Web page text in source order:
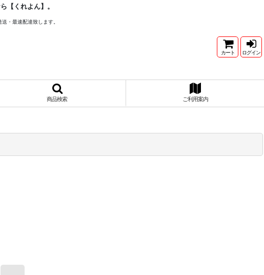
【くれよん】。
・最速配達致します。
カート ログイン
商品検索 ご利用案内